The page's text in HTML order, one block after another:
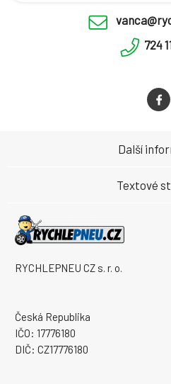
724
RYCHLEPNEU CZ s. r. o.
Česká Republika
IČO: 17776180
DIČ: CZ17776180
Další
Textové